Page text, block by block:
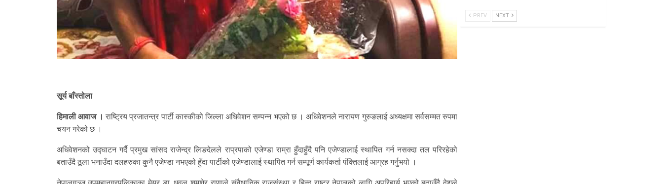
सूर्य बाँस्तोला
हिमाली आवाज ।राष्ट्रिय प्रजातन्त्र पार्टी कास्कीको जिल्ला अधिवेशन सम्पन्न भएको छ । अधिवेशनले नारायण गुरुङलाई अध्यक्षमा सर्वसम्मत रुपमा
चयन गरेको छ ।
अधिवेशनको उद्घाटन गर्दै प्रमुख सांसद राजेन्द्र लिङदेलले राप्रपाको एजेण्डा राम्रा हुँदाहुँदै पनि एजेण्डालाई स्थापित गर्न नसक्दा तल परिरहेको
बताउँदै ठूला भनाउँदा दलहरुका कुनै एजेण्डा नभएको हुँदा पार्टीको एजेण्डालाई स्थापित गर्न सम्पूर्ण कार्यकर्ता पंक्तिलाई आग्रह गर्नुभयो ।
PREV NEXT